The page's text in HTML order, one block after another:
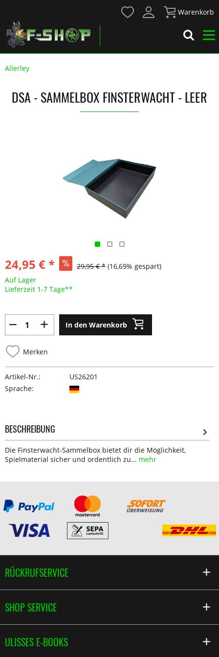
Warenkorb
Allerley
DSA - SAMMELBOX FINSTERWACHT - LEER
24,95 € * 29,95 € * (16,69% gespart)
Auf Lager
Lieferzeit 1-7 Tage**
In den Warenkorb
Merken
Artikel-Nr.:
US26201
Sprache:
BESCHREIBUNG
Die Finsterwacht-Sammelbox bietet dir die Möglichkeit,
Spielmaterial sicher und ordentlich zu... mehr
RÜCKRUFSERVICE
SHOP SERVICE
ULISSES E-BOOKS